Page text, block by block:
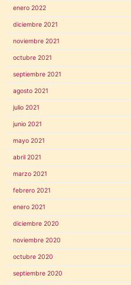
enero 2022
diciembre 2021
noviembre 2021
octubre 2021
septiembre 2021
agosto 2021
julio 2021
junio 2021
mayo 2021
abril 2021
marzo 2021
febrero 2021
enero 2021
diciembre 2020
noviembre 2020
octubre 2020
septiembre 2020